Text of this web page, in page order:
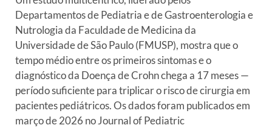
Departamentos de Pediatria e de Gastroenterologia e
Nutrologia da Faculdade de Medicina da
Universidade de São Paulo (FMUSP), mostra queo
tempo médio entre os primeiros sintomas e o
diagnóstico da Doençade Crohn chega a 17 meses —
período suficiente para triplicar o riscode cirurgia em
pacientes pediátricos. Os dados foram publicados em
março de 2026 no Journal of Pediatric